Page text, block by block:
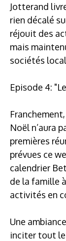
Jotterand
rien décalé
réjouit des
mais
sociétés
Episode 4:
Noël n’aura
premières
prévues ce
calendrier
de la famille
activités en
Une
inciter tout le